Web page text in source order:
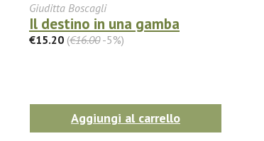
Giuditta Boscagli
Il destino in una gamba
€15.20 (€16.00-5%)
Aggiungi al carrello